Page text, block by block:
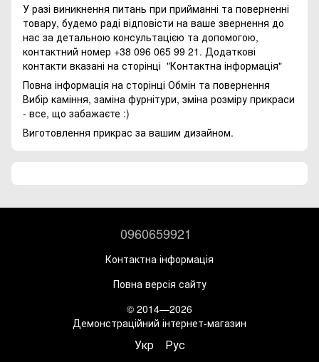
У разі виникнення питань при прийманні та поверненні
товару, будемо раді відповісти на ваше звернення до
нас за детальною консультацією та допомогою,
контактний номер +38 096 065 99 21. Додаткові
контакти вказані на сторінці "Контактна інформація"
Повна інформація на сторінці Обмін та повернення
Вибір каміння, заміна фурнітури, зміна розміру прикраси
- все, що забажаєте :)
Виготовлення прикрас за вашим дизайном.
0960659921
Контактна інформація
Повна версія сайту
© 2014—2026
Демонстраційний інтернет-магазин
Укр Рус